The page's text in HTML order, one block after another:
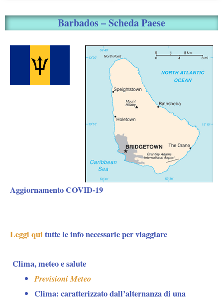
Barbados – Scheda Paese
Aggiornamento COVID-19
Leggi qui tutte le info necessarie per viaggiare
Clima, meteo e salute
Previsioni Meteo
Clima:caratterizzato dall’alternanza di una